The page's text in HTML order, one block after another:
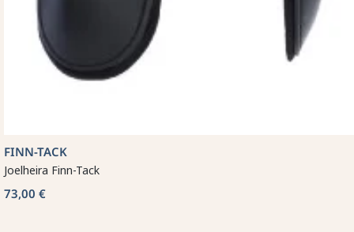
FINN-TACK
Joelheira Finn-Tack
73,00 €